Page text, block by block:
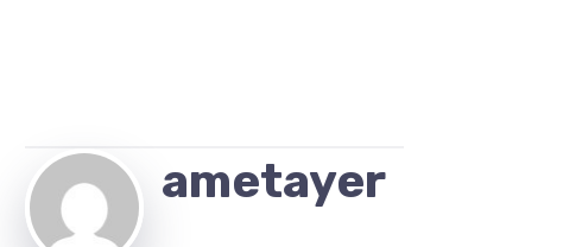
ametayer